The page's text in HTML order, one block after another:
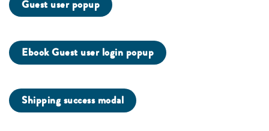
Guest user popup
Ebook Guest user login popup
Shipping success modal